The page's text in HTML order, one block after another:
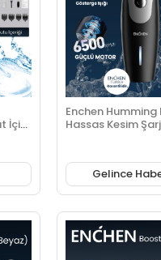
İçin
Enchen Humming
Hassas Kesim
Gelince